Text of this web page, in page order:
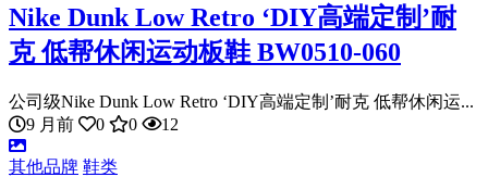
Nike Dunk Low Retro ‘DIY高端定制’耐
克 低帮休闲运动板鞋 BW0510-060
公司级Nike Dunk Low Retro ‘DIY高端定制’耐克 低帮休闲运...
9 月前
0 0 12
其他品牌 鞋类